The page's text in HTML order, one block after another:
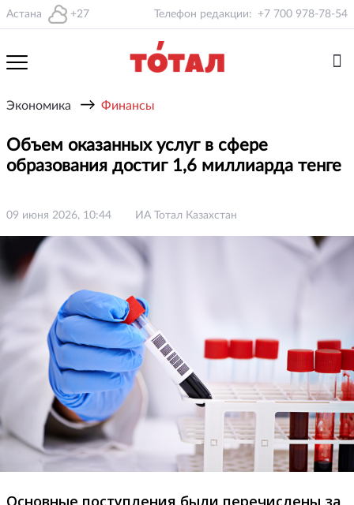
Астана +27 Телефон редакции: +7 700 978-78-54
Экономика → Финансы
Объем оказанных услуг в сфере
образования достиг 1,6 миллиарда тенге
09 июня 2026, 10:44 ИА Тотал Казахстан
Основные поступления были перечислены за